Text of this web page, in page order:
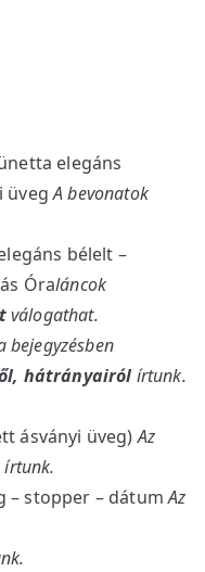
elegáns
üvegA bevonatok
bélelt –
Óraláncok
válogathat.
bejegyzésben
hátrányairól írtunk.
ásványi üveg)Az
– stopper – dátumAz